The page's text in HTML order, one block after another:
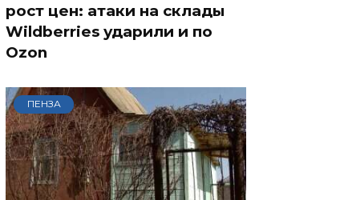
рост цен: атаки на склады
Wildberries ударили и по
Ozon
ПЕНЗА